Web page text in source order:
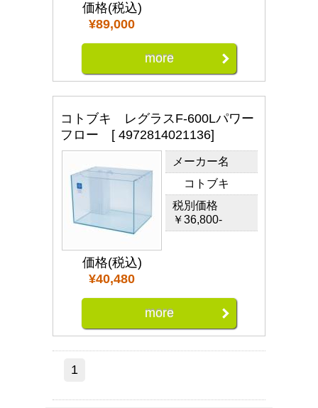
価格(税込)
¥89,000
more
コトブキ レグラスF-600Lパワー
フロー [ 4972814021136]
価格(税込)
¥40,480
メーカー名
コトブキ
税別価格
￥36,800-
more
1